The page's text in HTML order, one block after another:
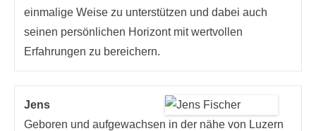
einmalige Weise zu unterstützen und dabei auch
seinen persönlichen Horizont mit wertvollen
Erfahrungen zu bereichern.
Jens
Geboren und aufgewachsen in der nähe von Luzern